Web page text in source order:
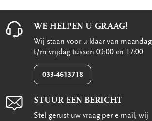
WE HELPEN U GRAAG!
Wij staan voor u klaar van maandag
t/m vrijdag tussen 09:00 en 17:00
033-4613718
STUUR EEN BERICHT
Stel gerust uw vraag per e-mail, wij